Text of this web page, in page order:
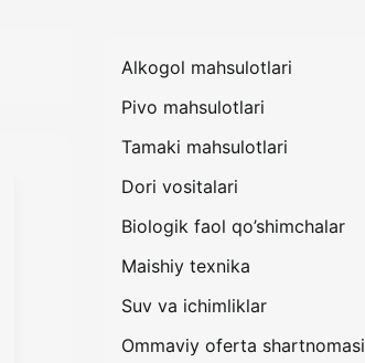
Alkogol mahsulotlari
Pivo mahsulotlari
Tamaki mahsulotlari
Dori vositalari
Biologik faol qo’shimchalar
Maishiy texnika
Suv va ichimliklar
Ommaviy oferta shartnomasi